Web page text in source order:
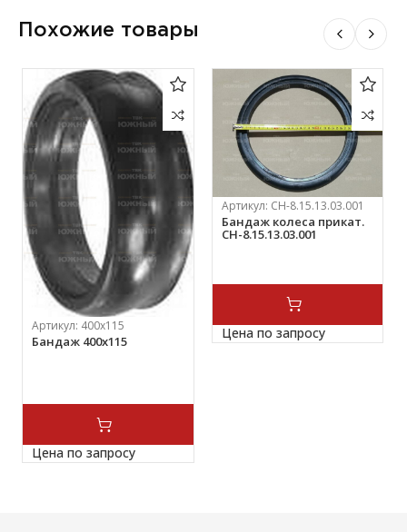
Похожие товары
Артикул: 400х115
Бандаж 400х115
Цена по запросу
Артикул: СН-8.15.13.03.001
Бандаж колеса прикат.
СН-8.15.13.03.001
Цена по запросу